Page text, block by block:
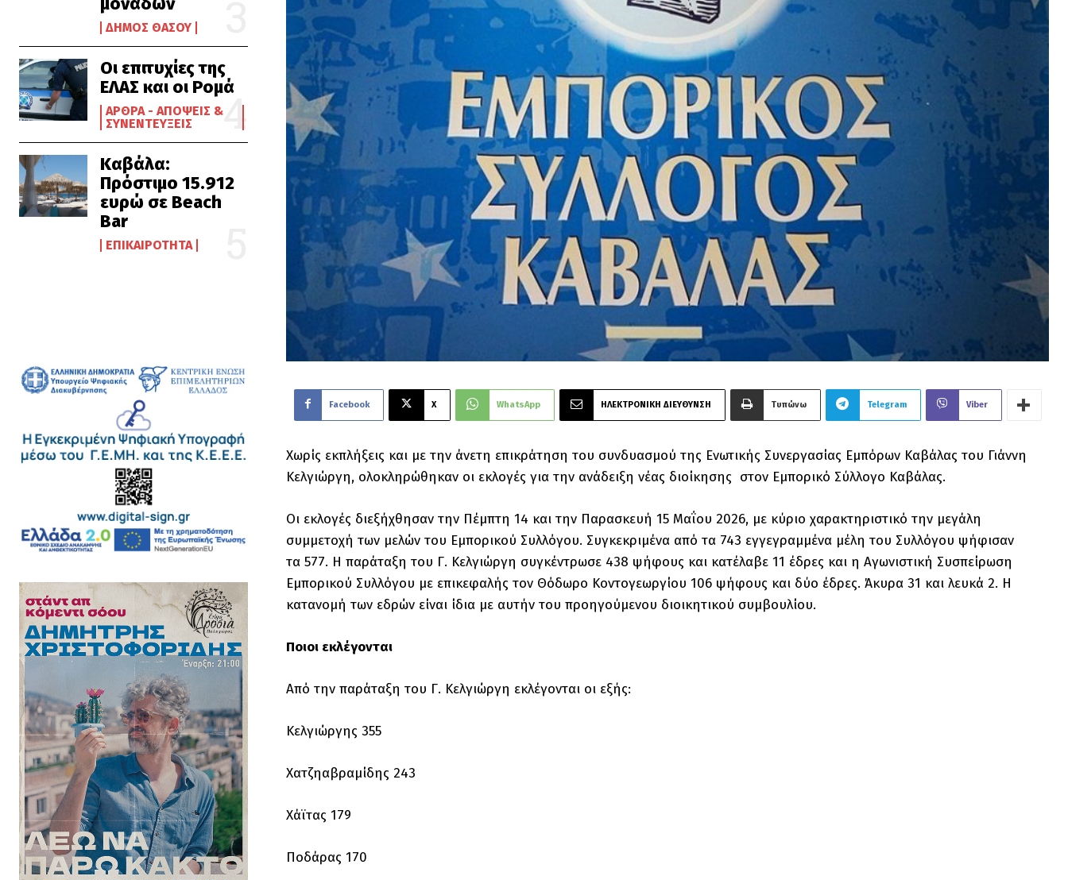
ΔΉΜΟΣ ΘΆΣΟΥ
Οι επιτυχίες της
ΕΛΑΣ και οι Ρομά
ΆΡΘΡΑ - ΑΠΌΨΕΙΣ &
ΣΥΝΕΝΤΕΎΞΕΙΣ
Καβάλα:
Πρόστιμο 15.912
ευρώ σε Beach
Bar
ΕΠΙΚΑΙΡΌΤΗΤΑ
Facebook X WhatsApp ΗΛΕΚΤΡΟΝΙΚΗ ΔΙΕΥΘΥΝΣΗ Τυπώνω Telegram Viber
Χωρίς εκπλήξεις και με την άνετη επικράτηση του συνδυασμού της Ενωτικής Συνεργασίας Εμπόρων Καβάλας του Γιάννη
Κελγιώργη, ολοκληρώθηκαν οι εκλογές για την ανάδειξη νέας διοίκησης στον Εμπορικό Σύλλογο Καβάλας.
Οι εκλογές διεξήχθησαν την Πέμπτη 14 και την Παρασκευή 15 Μαΐου 2026, με κύριο χαρακτηριστικό την μεγάλη
συμμετοχή των μελών του Εμπορικού Συλλόγου. Συγκεκριμένα από τα 743 εγγεγραμμένα μέλη του Συλλόγου ψήφισαν
τα 577. Η παράταξη του Γ. Κελγιώργη συγκέντρωσε 438 ψήφους και κατέλαβε 11 έδρες και η Αγωνιστική Συσπείρωση
Εμπορικού Συλλόγου με επικεφαλής τον Θόδωρο Κοντογεωργίου 106 ψήφους και δύο έδρες. Άκυρα 31 και λευκά 2. Η
κατανομή των εδρών είναι ίδια με αυτήν του προηγούμενου διοικητικού συμβουλίου.
Ποιοι εκλέγονται
Από την παράταξη του Γ. Κελγιώργη εκλέγονται οι εξής:
Κελγιώργης 355
Χατζηαβραμίδης 243
Χάϊτας 179
Ποδάρας 170